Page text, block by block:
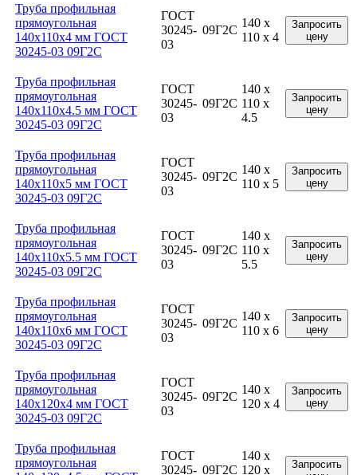
Труба профильная
прямоугольная
140x110x4 мм ГОСТ
30245-03 09Г2С
ГОСТ
30245-
03
09Г2С
140 x
110 x 4
Запросить
цену
Труба профильная
прямоугольная
140x110x4.5 мм ГОСТ
30245-03 09Г2С
ГОСТ
30245-
03
09Г2С
140 x
110 x
4.5
Запросить
цену
Труба профильная
прямоугольная
140x110x5 мм ГОСТ
30245-03 09Г2С
ГОСТ
30245-
03
09Г2С
140 x
110 x 5
Запросить
цену
Труба профильная
прямоугольная
140x110x5.5 мм ГОСТ
30245-03 09Г2С
ГОСТ
30245-
03
09Г2С
140 x
110 x
5.5
Запросить
цену
Труба профильная
прямоугольная
140x110x6 мм ГОСТ
30245-03 09Г2С
ГОСТ
30245-
03
09Г2С
140 x
110 x 6
Запросить
цену
Труба профильная
прямоугольная
140x120x4 мм ГОСТ
30245-03 09Г2С
ГОСТ
30245-
03
09Г2С
140 x
120 x 4
Запросить
цену
Труба профильная
прямоугольная
ГОСТ
30245- 09Г2С
140 x
120 x
Запросить